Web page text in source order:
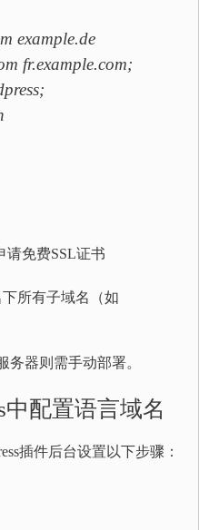
example.de
fr.example.com;
请免费SSL证书
所有子域名（如
器则需手动部署。
中配置语言域名
插件后台设置以下步骤：